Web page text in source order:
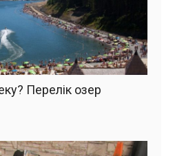
Перелік озер